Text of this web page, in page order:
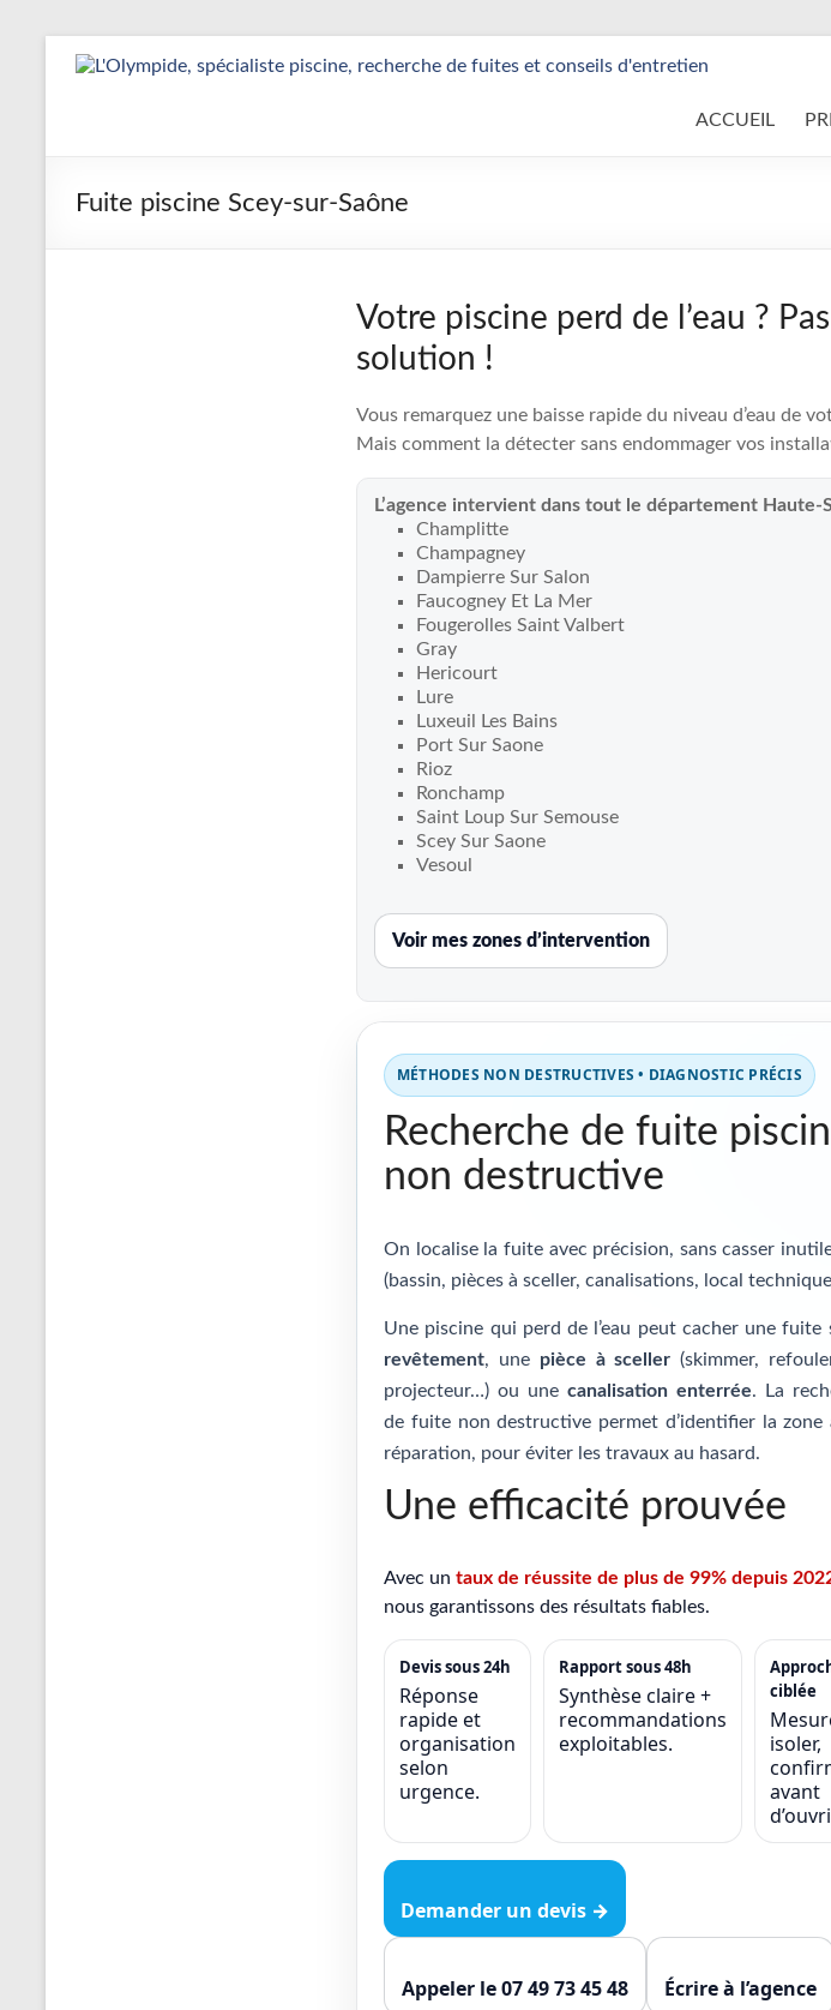
Détection
Fuite
ACCUEIL
Fuite piscine Scey-sur-Saône
Votre piscine perd de l’eau ?
solution !
Vous remarquez une baisse rapide du niveau d’eau de
Mais comment la détecter sans endommager vos
L’agence intervient dans tout le département Haute-
Champlitte
Champagney
Dampierre Sur Salon
Faucogney Et La Mer
Fougerolles Saint Valbert
Gray
Hericourt
Lure
Luxeuil Les Bains
Port Sur Saone
Rioz
Ronchamp
Saint Loup Sur Semouse
Scey Sur Saone
Vesoul
Voir mes zones d’intervention
MÉTHODES NON DESTRUCTIVES • DIAGNOSTIC PRÉCIS
Recherche de fuite
non destructive
On localise la fuite avec précision, sans casser
(bassin, pièces à sceller, canalisations, local
Une piscine qui perd de l’eau peut cacher une fuite
revêtement, une pièce à sceller (skimmer,
projecteur…) ou une canalisation enterrée. La
de fuite non destructive permet d’identifier la zone
réparation, pour éviter les travaux au hasard.
Une efficacité prouvée
Avec un taux de réussite de plus de 99% depuis
nous garantissons des résultats fiables.
Devis sous 24h
Réponse
rapide et
organisation
selon
urgence.
Rapport sous 48h
Synthèse claire +
recommandations
exploitables.
ciblée
isoler,
avant
Demander un devis →
Appeler le 07 49 73 45 48 Écrire à l’agence